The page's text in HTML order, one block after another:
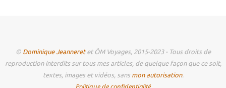
© Dominique Jeanneretet ÔM Voyages, 2015-2023 - Tous droits de
reproduction interdits sur tous mes articles, de quelque façon que ce soit,
textes, images et vidéos, sans mon autorisation.